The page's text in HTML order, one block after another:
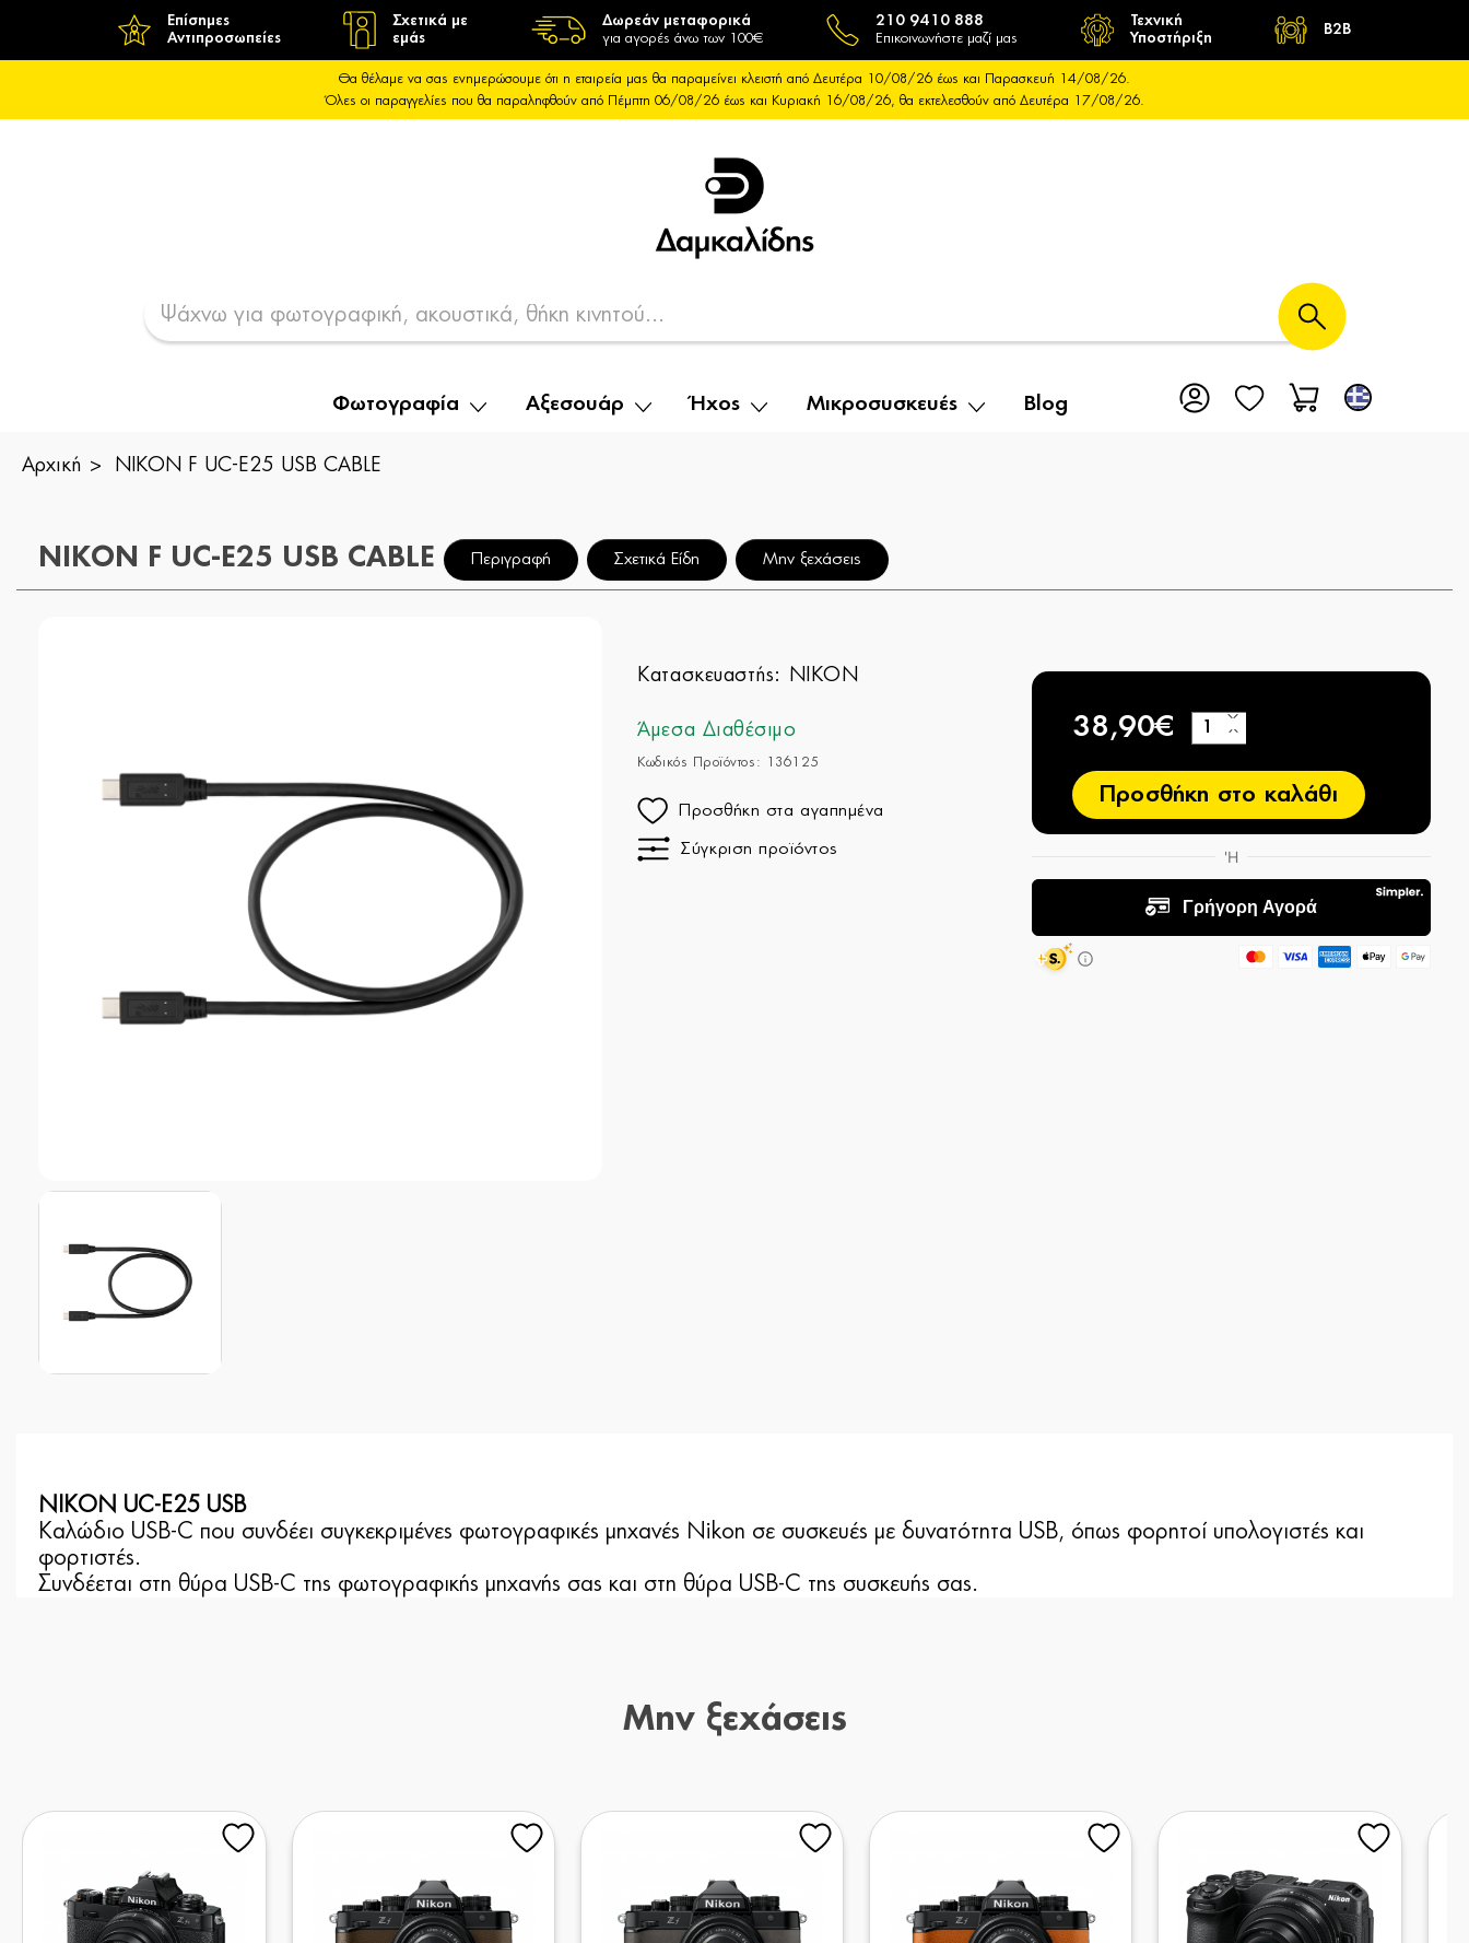
Επίσημες
Αντιπροσωπείες
Σχετικά με
εμάς
Δωρεάν μεταφορικά
για αγορές άνω των 100€
210 9410 888
Επικοινωνήστε μαζί μας
Τεχνική
Υποστήριξη
B2B
Θα θέλαμε να σας ενημερώσουμε ότι η εταιρεία μας θα παραμείνει κλειστή από Δευτέρα 10/08/26 έως και Παρασκευή 14/08/26.
Όλες οι παραγγελίες που θα παραληφθούν από Πέμπτη 06/08/26 έως και Κυριακή 16/08/26, θα εκτελεσθούν από Δευτέρα 17/08/26.
Φωτογραφία Αξεσουάρ Ήχος Μικροσυσκευές Blog
Αρχική NIKON F UC-E25 USB CABLE
NIKON F UC-E25 USB CABLE Περιγραφή Σχετικά Είδη Μην ξεχάσεις
Κατασκευαστής: NIKON
Άμεσα Διαθέσιμο
Κωδικός Προϊόντος: 136125
Προσθήκη στα αγαπημένα
Σύγκριση προϊόντος
38,90€ −
+
Προσθήκη στο καλάθι
NIKON UC-E25 USB
Καλώδιο USB-C που συνδέει συγκεκριμένες φωτογραφικές μηχανές Nikon σε συσκευές με δυνατότητα USB, όπως φορητοί υπολογιστές και
φορτιστές.
Συνδέεται στη θύρα USB-C της φωτογραφικής μηχανής σας και στη θύρα USB-C της συσκευής σας.
Μην ξεχάσεις